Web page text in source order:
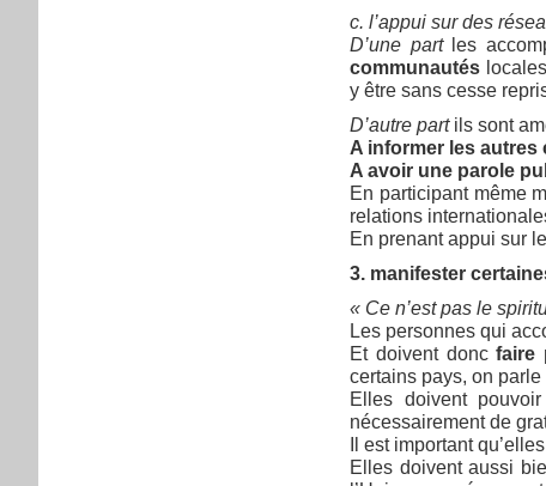
c. l’appui sur des
D’une partles
communautés
y être sans cesse
D’autre partils sont
A informer les
A avoir une parole
En participant même
relations
En prenant appui sur
3. manifester
« Ce n’est pas le
Les personnes qui
Et doivent doncfaire
certains pays, on parle
Elles doivent
nécessairement de
Il est important
Elles doivent aussi